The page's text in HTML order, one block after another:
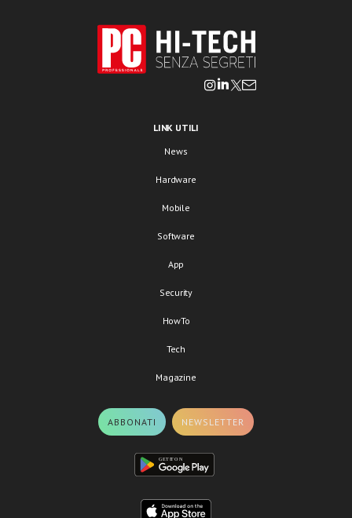
LINK UTILI
News
Hardware
Mobile
Software
App
Security
HowTo
Tech
Magazine
ABBONATI NEWSLETTER